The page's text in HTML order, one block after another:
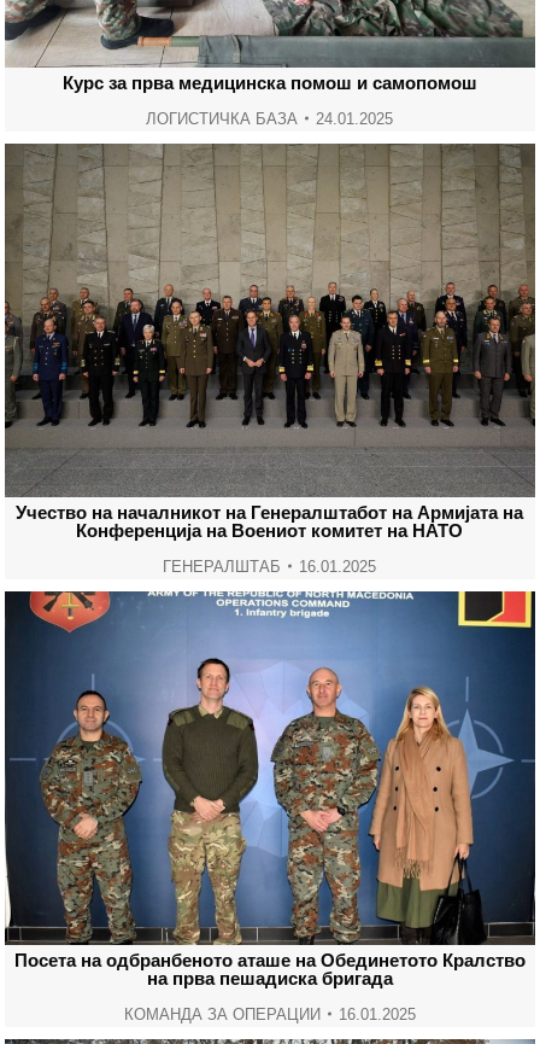
Курс за прва медицинска помош и самопомош
ЛОГИСТИЧКА БАЗА 24.01.2025
Учество на началникот на Генералштабот на Армијата на
Конференција на Воениот комитет на НАТО
ГЕНЕРАЛШТАБ 16.01.2025
Посета на одбранбеното аташе на Обединетото Кралство
на прва пешадиска бригада
КОМАНДА ЗА ОПЕРАЦИИ 16.01.2025